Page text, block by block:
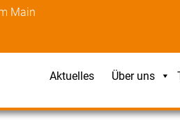
Main
Aktuelles Über uns